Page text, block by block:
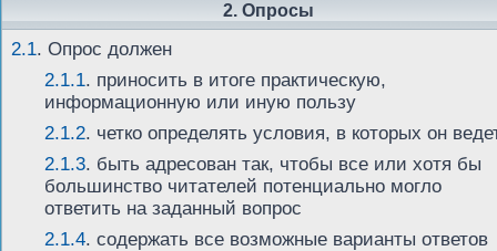
2. Опросы
2.1. Опрос должен
2.1.1. приносить в итоге практическую,
информационную или иную пользу
2.1.2. четко определять условия, в которых он
2.1.3. быть адресован так, чтобы все или хотя бы
большинство читателей потенциально могло
ответить на заданный вопрос
2.1.4. содержать все возможные варианты ответов